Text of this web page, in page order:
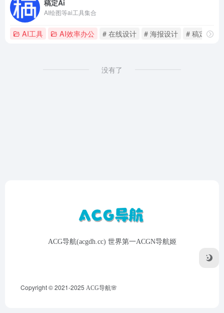
稿定Ai
AI绘图等ai工具集合
AI工具 AI效率办公 # 在线设计 # 海报设计 # 稿定
没有了
ACG导航(acgdh.cc) 世界第一ACGN导航姬
Copyright © 2021-2025 ACG导航🌸